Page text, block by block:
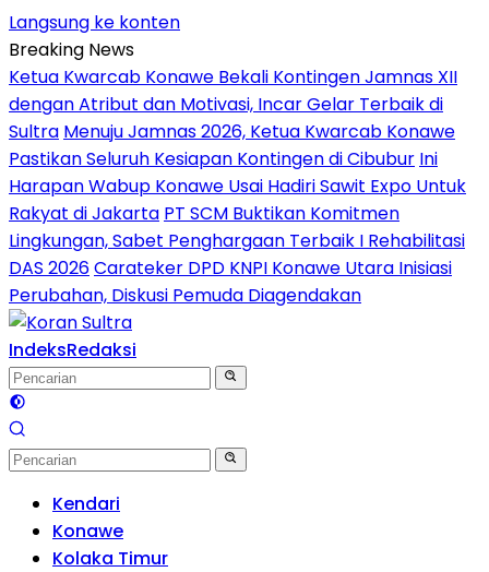
Langsung ke konten
Breaking News
Ketua Kwarcab Konawe Bekali Kontingen Jamnas XII
dengan Atribut dan Motivasi, Incar Gelar Terbaik di
Sultra Menuju Jamnas 2026, Ketua Kwarcab Konawe
Pastikan Seluruh Kesiapan Kontingen di Cibubur Ini
Harapan Wabup Konawe Usai Hadiri Sawit Expo Untuk
Rakyat di Jakarta PT SCM Buktikan Komitmen
Lingkungan, Sabet Penghargaan Terbaik I Rehabilitasi
DAS 2026Carateker DPD KNPI Konawe Utara Inisiasi
Perubahan, Diskusi Pemuda Diagendakan
IndeksRedaksi
Kendari
Konawe
Kolaka Timur